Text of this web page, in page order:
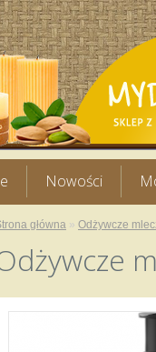
Nowości
główna » Odżywcze